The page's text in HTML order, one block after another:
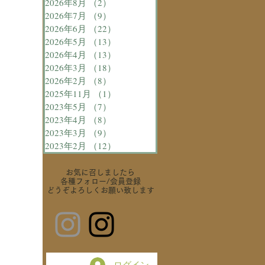
2026年8月 （2）
2026年7月
（9）
2026年6月
（22）
2026年5月
（13）
2026年4月
（13）
2026年3月
（18）
2026年2月
（8）
2025年11月
（1）
2023年5月
（7）
2023年4月
（8）
2023年3月
（9）
2023年2月
（12）
お気に召しましたら
各種フォロー/会員登録
どうぞよろしくお願い致します